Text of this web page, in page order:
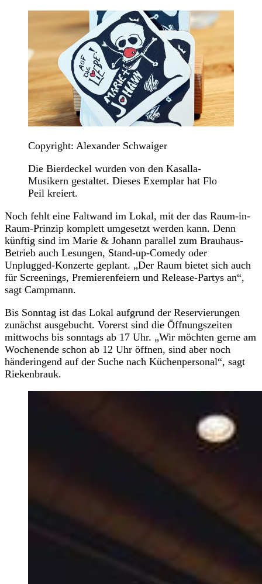
Copyright: Alexander Schwaiger
Die Bierdeckel wurden von den Kasalla-
Musikern gestaltet. Dieses Exemplar hat Flo
Peil kreiert.
Noch fehlt eine Faltwand im Lokal, mit der das Raum-in-
Raum-Prinzip komplett umgesetzt werden kann. Denn
künftig sind im Marie & Johann parallel zum Brauhaus-
Betrieb auch Lesungen, Stand-up-Comedy oder
Unplugged-Konzerte geplant. „Der Raum bietet sich auch
für Screenings, Premierenfeiern und Release-Partys an“,
sagt Campmann.
Bis Sonntag ist das Lokal aufgrund der Reservierungen
zunächst ausgebucht. Vorerst sind die Öffnungszeiten
mittwochs bis sonntags ab 17 Uhr. „Wir möchten gerne am
Wochenende schon ab 12 Uhr öffnen, sind aber noch
händeringend auf der Suche nach Küchenpersonal“, sagt
Riekenbrauk.